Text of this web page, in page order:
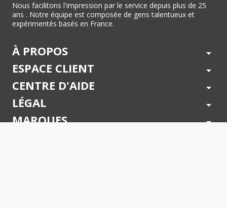
Nous facilitons l'impression par le service depuis plus de 25
ans . Notre équipe est composée de gens talentueux et
expérimentés basés en France.
À PROPOS arrow_drop_down
ESPACE CLIENT arrow_drop_down
CENTRE D'AIDE arrow_drop_down
LÉGAL arrow_drop_down
MARQUES arrow_drop_down